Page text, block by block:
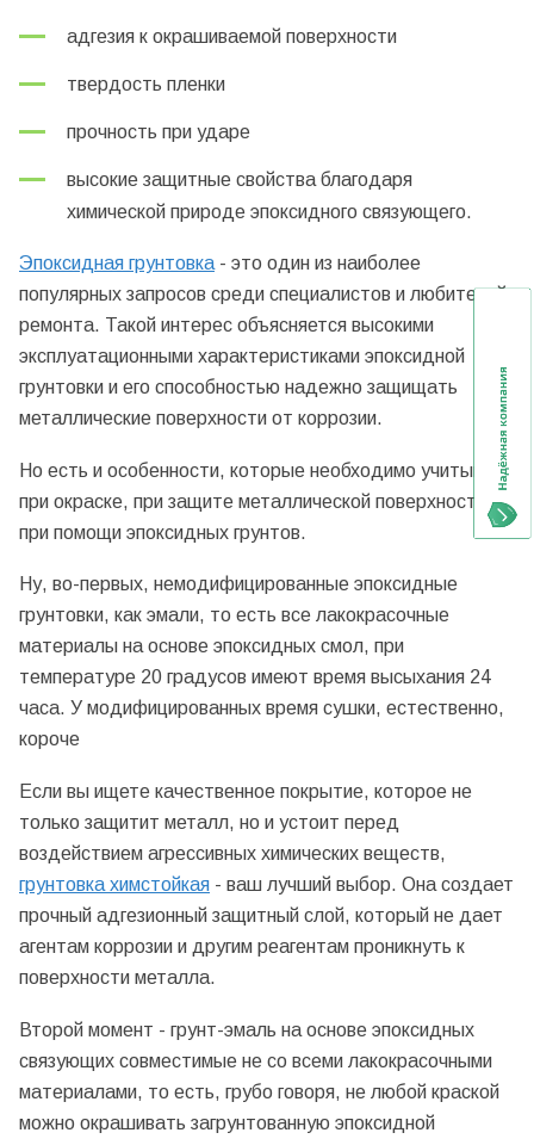
адгезия к окрашиваемой поверхности
твердость пленки
прочность при ударе
высокие защитные свойства благодаря
химической природе эпоксидного связующего.
Эпоксидная грунтовка - это один из наиболее
популярных запросов среди специалистов и любителей
ремонта. Такой интерес объясняется высокими
эксплуатационными характеристиками эпоксидной
грунтовки и его способностью надежно защищать
металлические поверхности от коррозии.
Но есть и особенности, которые необходимо учитывать
при окраске, при защите металлической поверхности
при помощи эпоксидных грунтов.
Ну, во-первых, немодифицированные эпоксидные
грунтовки, как эмали, то есть все лакокрасочные
материалы на основе эпоксидных смол, при
температуре 20 градусов имеют время высыхания 24
часа. У модифицированных время сушки, естественно,
короче
Если вы ищете качественное покрытие, которое не
только защитит металл, но и устоит перед
воздействием агрессивных химических веществ,
грунтовка химстойкая - ваш лучший выбор. Она создает
прочный адгезионный защитный слой, который не дает
агентам коррозии и другим реагентам проникнуть к
поверхности металла.
Второй момент - грунт-эмаль на основе эпоксидных
связующих совместимые не со всеми лакокрасочными
материалами, то есть, грубо говоря, не любой краской
можно окрашивать загрунтованную эпоксидной